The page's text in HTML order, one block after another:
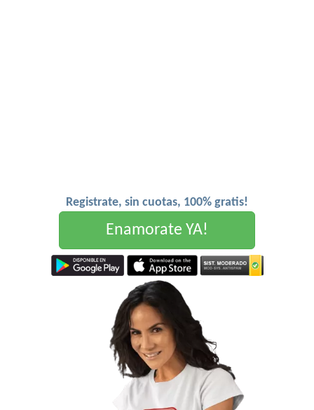
Registrate, sin cuotas, 100% gratis!
Enamorate YA!